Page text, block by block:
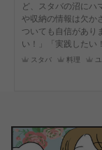
ど、スタバの沼にハ
や収納の情報は欠か
ついても自信があり
い！」「実践したい
スタバ 料理